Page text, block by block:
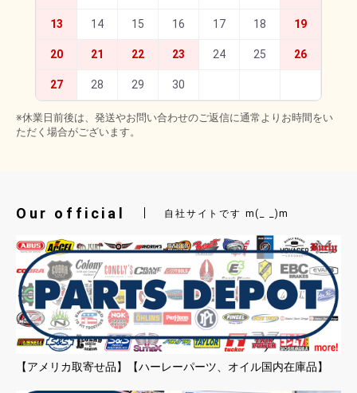
13 14 15 16 17 18 19
20 21 22 23 24 25 26
27 28 29 30
※休業日前後は、発送やお問い合わせのご返信に通常よりお時間をい
ただく場合がございます。
Our official 自社サイトです m(_ _)m
【アメリカ取寄せ品】【ハーレーパーツ、オイル国内在庫品】